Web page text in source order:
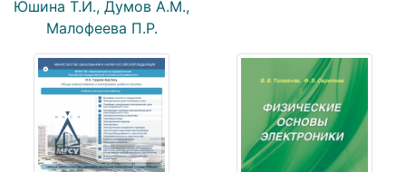
Юшина Т.И., Думов А.М.,
Малофеева П.Р.